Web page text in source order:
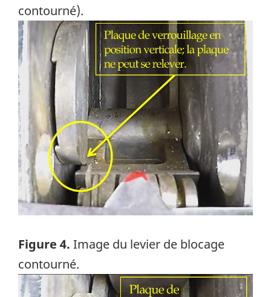
contourné).
Image
Figure 4. Image du levier de blocage
contourné.
Image